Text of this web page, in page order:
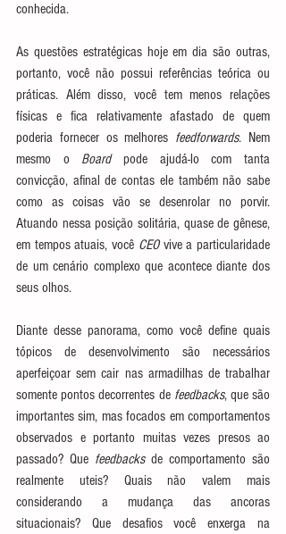
conhecida.
As questões estratégicas hoje em dia são outras,
portanto, você não possui referências teórica ou
práticas. Além disso, você tem menos relações
físicas e fica relativamente afastado de quem
poderia fornecer os melhores feedforwards. Nem
mesmo o Board pode ajudá-lo com tanta
convicção, afinal de contas ele também não sabe
como as coisas vão se desenrolar no porvir.
Atuando nessa posição solitária, quase de gênese,
em tempos atuais, você CEO vive a particularidade
de um cenário complexo que acontece diante dos
seus olhos.
Diante desse panorama, como você define quais
tópicos de desenvolvimento são necessários
aperfeiçoar sem cair nas armadilhas de trabalhar
somente pontos decorrentes de feedbacks, que são
importantes sim, mas focados em comportamentos
observados e portanto muitas vezes presos ao
passado? Que feedbacks de comportamento são
realmente uteis? Quais não valem mais
considerando a mudança das ancoras
situacionais? Que desafios você enxerga na